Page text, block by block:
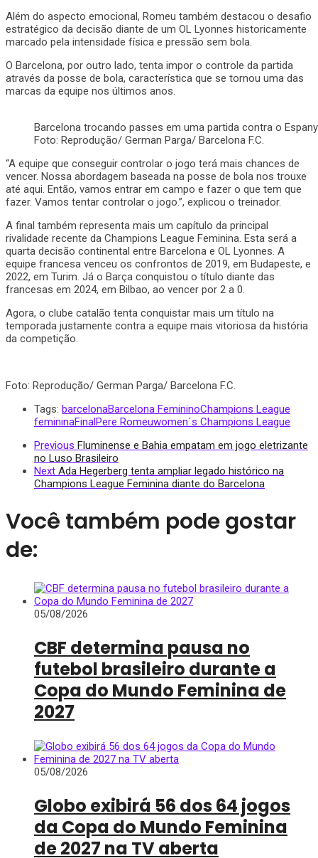
Além do aspecto emocional, Romeu também destacou o desafio
estratégico da decisão diante de um OL Lyonnes historicamente
marcado pela intensidade física e pressão sem bola.
O Barcelona, por outro lado, tenta impor o controle da partida
através da posse de bola, característica que se tornou uma das
marcas da equipe nos últimos anos.
Barcelona trocando passes em uma partida contra o
Foto: Reprodução/ German Parga/ Barcelona F.C.
“A equipe que conseguir controlar o jogo terá mais chances de
vencer. Nossa abordagem baseada na posse de bola nos trouxe
até aqui. Então, vamos entrar em campo e fazer o que tem que
fazer. Vamos tentar controlar o jogo.”, explicou o treinador.
A final também representa mais um capítulo da principal
rivalidade recente da Champions League Feminina. Esta será a
quarta decisão continental entre Barcelona e OL Lyonnes. A
equipe francesa venceu os confrontos de 2019, em Budapeste, e
2022, em Turim. Já o Barça conquistou o título diante das
francesas em 2024, em Bilbao, ao vencer por 2 a 0.
Agora, o clube catalão tenta conquistar mais um título na
temporada justamente contra a equipe mais vitoriosa da história
da competição.
Foto: Reprodução/ German Parga/ Barcelona F.C.
Tags: barcelonaBarcelona FemininoChampions League
femininaFinalPere Romeuwomen´s Champions League
Previous Fluminense e Bahia empatam em jogo eletrizante
no Luso Brasileiro
Next Ada Hegerberg tenta ampliar legado histórico na
Champions League Feminina diante do Barcelona
Você também pode gostar
de:
05/08/2026
CBF determina pausa no
futebol brasileiro durante a
Copa do Mundo Feminina de
2027
05/08/2026
Globo exibirá 56 dos 64 jogos
da Copa do Mundo Feminina
de 2027 na TV aberta